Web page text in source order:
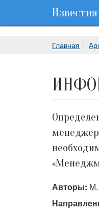
Известия
Главная
Авторы: